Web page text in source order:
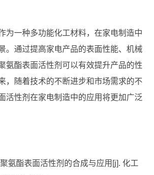
为一种多功能化工材料，在家电制造中
。通过提高家电产品的表面性能、机械
氨酯表面活性剂可以有效提升产品的性
，随着技术的不断进步和市场需求的不
活性剂在家电制造中的应用将更加广泛
氨酯表面活性剂的合成与应用[j]. 化工